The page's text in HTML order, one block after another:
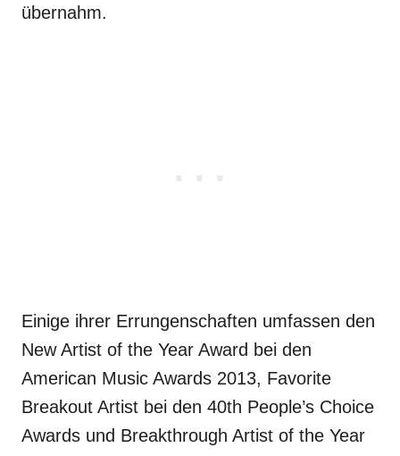
übernahm.
Einige ihrer Errungenschaften umfassen den
New Artist of the Year Award bei den
American Music Awards 2013, Favorite
Breakout Artist bei den 40th People’s Choice
Awards und Breakthrough Artist of the Year